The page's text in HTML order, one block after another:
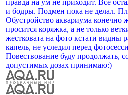
и бодры. Подмен пока не делал.
Обустройство аквариума конечно
просится коряжка, а не только
жестковата на фото кстати видны
капель, не уследил перед
Повествование буду продолжать,
допустимых дозах принимаю:)